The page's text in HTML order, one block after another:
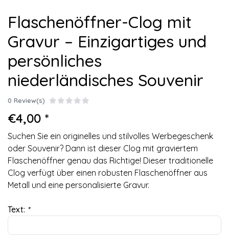
Flaschenöffner-Clog mit
Gravur – Einzigartiges und
persönliches
niederländisches Souvenir
0 Review(s)
€4,00 *
Suchen Sie ein originelles und stilvolles Werbegeschenk
oder Souvenir? Dann ist dieser Clog mit graviertem
Flaschenöffner genau das Richtige! Dieser traditionelle
Clog verfügt über einen robusten Flaschenöffner aus
Metall und eine personalisierte Gravur.
Text: *